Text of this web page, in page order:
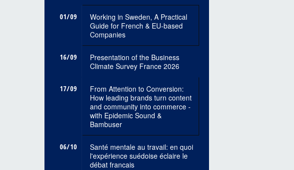
01/09
Working in Sweden, A Practical
Guide for French & EU-based
Companies
16/09
Presentation of the Business
Climate Survey France 2026
17/09
From Attention to Conversion:
How leading brands turn content
and community into commerce -
with Epidemic Sound &
Bambuser
06/10
Santé mentale au travail: en quoi
l'expérience suédoise éclaire le
débat francais